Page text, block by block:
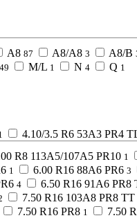
A8 87 A8/A8 3 A8/B
M/L 1 N 4 Q 1
4.10/3.5 R6 53A3 PR4
R8 113A5/107A5 PR10 1
1 6.00 R16 88A6 PR6 3
4 6.50 R16 91A6 PR8
7.50 R16 103A8 PR8 TT
7.50 R16 PR8 1 7.50